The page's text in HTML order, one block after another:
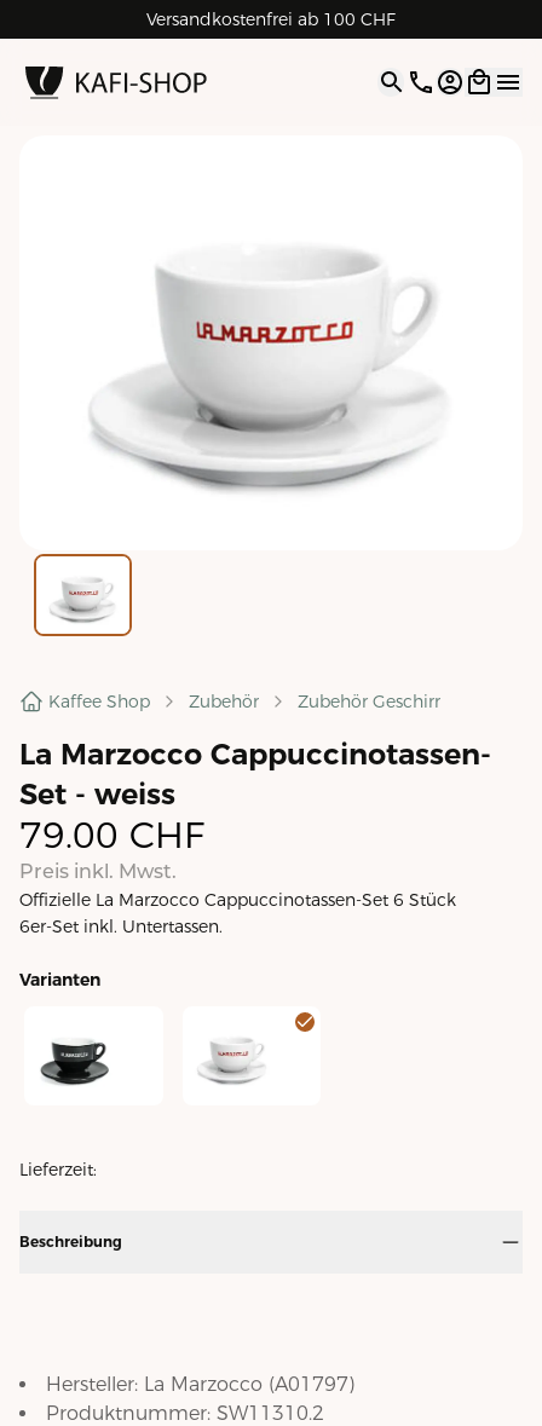
Versandkostenfrei ab 100 CHF
4.9| 5.0 Google
Open
Kaffee Shop Zubehör Zubehör Geschirr
La Marzocco Cappuccinotassen-
Set - weiss
79.00 CHF
Preis inkl. Mwst.
Offizielle La Marzocco Cappuccinotassen-Set 6 Stück
6er-Set inkl. Untertassen.
Varianten
Lieferzeit:
Beschreibung
Hersteller: La Marzocco (A01797)
Produktnummer: SW11310.2